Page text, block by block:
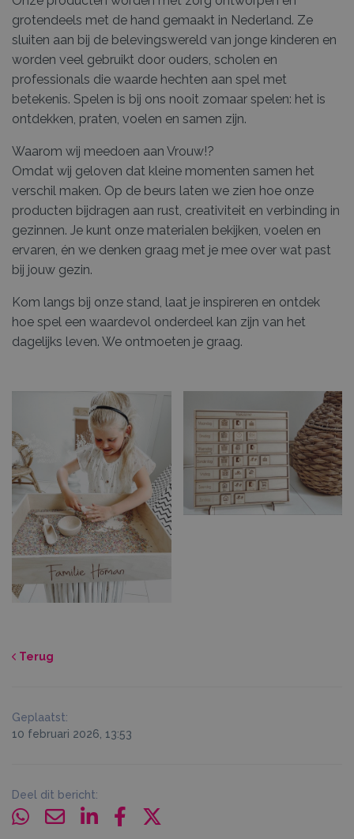
Terug
Geplaatst:
10 februari 2026, 13:53
Deel dit bericht:
grotendeels met de hand gemaakt in Nederland. Ze
sluiten aan bij de belevingswereld van jonge kinderen en
worden veel gebruikt door ouders, scholen en
professionals die waarde hechten aan spel met
betekenis. Spelen is bij ons nooit zomaar spelen: het is
ontdekken, praten, voelen en samen zijn.
Waarom wij meedoen aan Vrouw!?
Omdat wij geloven dat kleine momenten samen het
verschil maken. Op de beurs laten we zien hoe onze
producten bijdragen aan rust, creativiteit en verbinding in
gezinnen. Je kunt onze materialen bekijken, voelen en
ervaren, én we denken graag met je mee over wat past
bij jouw gezin.
Kom langs bij onze stand, laat je inspireren en ontdek
hoe spel een waardevol onderdeel kan zijn van het
dagelijks leven. We ontmoeten je graag.